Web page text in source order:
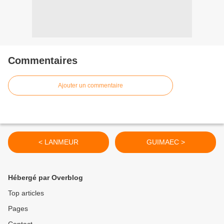
Commentaires
Ajouter un commentaire
< LANMEUR GUIMAEC >
Hébergé par Overblog
Top articles
Pages